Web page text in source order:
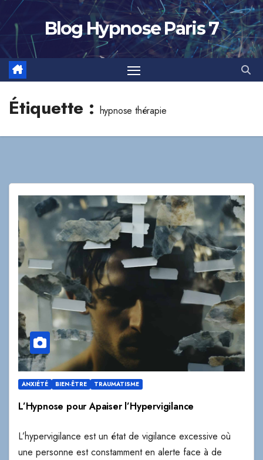
Skip
content
Blog Hypnose Paris 7
Étiquette : hypnose thérapie
ANXIÉTÉ BIEN-ÊTRE TRAUMATISME
L’Hypnose pour Apaiser l’Hypervigilance
L’hypervigilance est un état de vigilance excessive où
une personne est constamment en alerte face à de